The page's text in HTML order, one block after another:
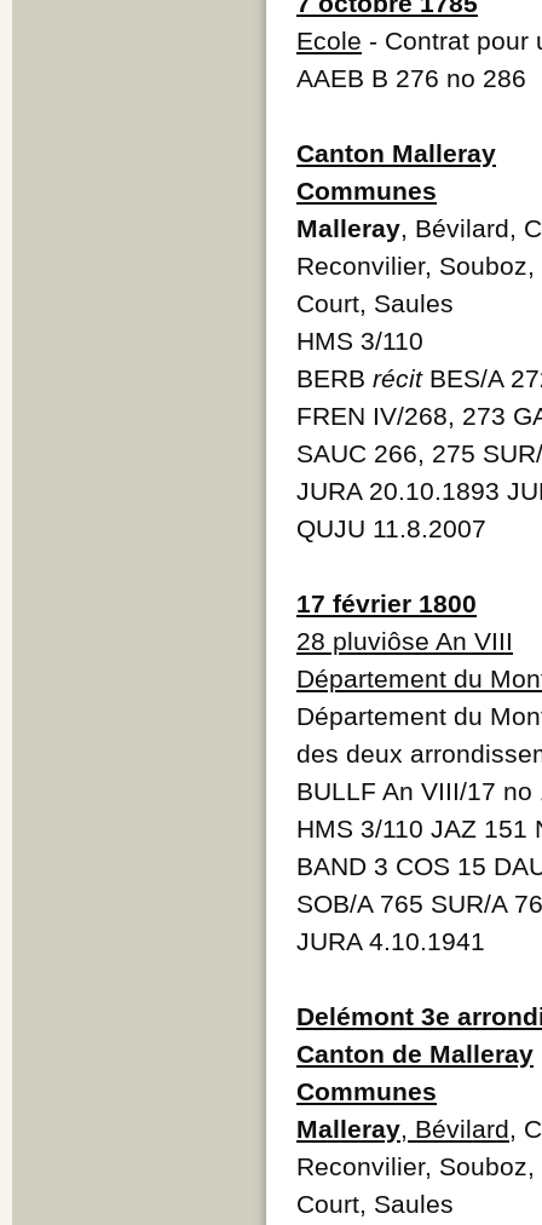
Ecole - Contrat pour
AAEB B 276 no 286
Canton Malleray
Communes
Malleray , Bévilard,
Reconvilier,
Court, Saules
HMS 3/110
BERB récit BES/A
FREN IV/268, 273
SAUC 266, 275
JURA 20.10.1893
QUJU 11.8.2007
17 février 1800
28 pluviôse An VIII
Département du
Département du
des deux
BULLF An VIII/17 no
HMS 3/110 JAZ 151
BAND 3 COS 15
SOB/A 765 SUR/A
JURA 4.10.1941
Delémont 3e
Canton de Malleray
Communes
Malleray , Bévilard ,
Reconvilier,
Court, Saules